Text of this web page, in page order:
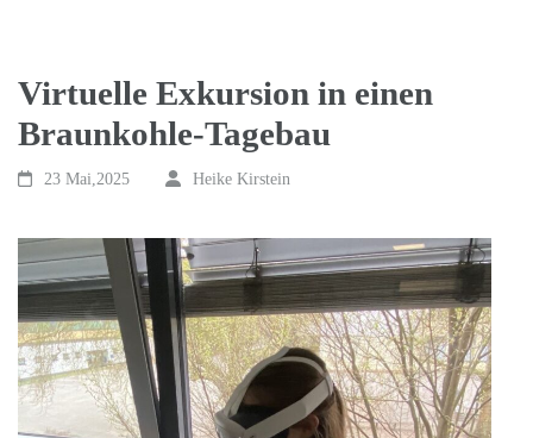
Virtuelle Exkursion in einen
Braunkohle-Tagebau
23 Mai,2025 Heike Kirstein